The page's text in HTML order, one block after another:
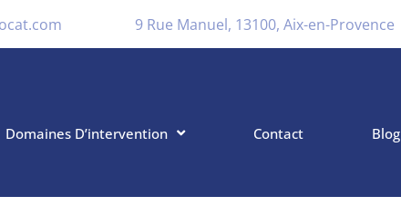
9 Rue Manuel, 13100, Aix-en-Provence
Domaines D’intervention Contact Blog